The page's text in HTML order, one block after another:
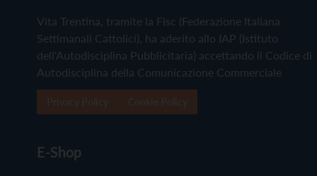
Vita Trentina, tramite la Fisc (Federazione Italiana
Settimanali Cattolici), ha aderito allo IAP (Istituto
dell'Autodisciplina Pubblicitaria) accettando il Codice di
Autodisciplina della Comunicazione Commerciale
E-Shop